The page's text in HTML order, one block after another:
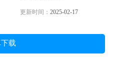
更新时间： 2025-02-17
载